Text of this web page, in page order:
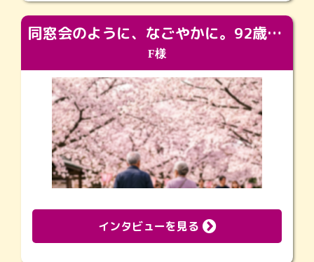
同窓会のように、なごやかに。92歳の旅立ちを彩った、再会と感謝の場
F様
インタビューを見る